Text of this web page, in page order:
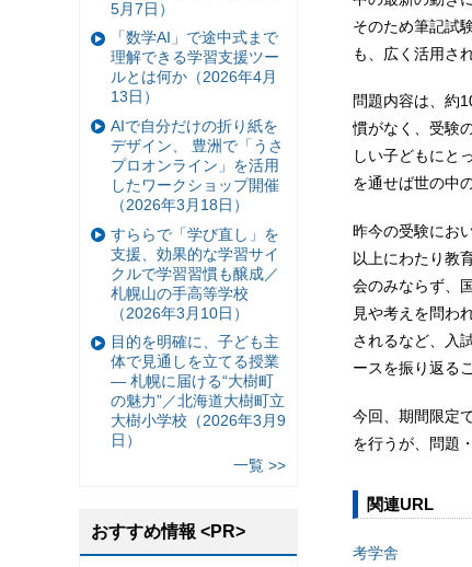
そのため筆記試
も、広く活用さ
問題内容は、約
慣がなく、受験
しい子どもにと
を通せば世の中
昨今の受験にお
以上にわたり教
会のみならず、
見や考えを問わ
されるなど、入
ースを振り返る
今回、期間限定
を行うが、問題
関連URL
考学舎
5月7日）
「数学AI」で途中式まで
理解できる学習支援ツー
ルとは何か（2026年4月
13日）
AIで自分だけの折り紙を
デザイン、 豊洲で「うさ
プロオンライン」を活用
したワークショップ開催
（2026年3月18日）
すららで「学び直し」を
支援、効果的な学習サイ
クルで学習習慣も醸成／
札幌山の手高等学校
（2026年3月10日）
目的を明確に、子ども主
体で見通しを立てる授業
— 札幌に届ける“大樹町
の魅力”／北海道大樹町立
大樹小学校（2026年3月9
日）
一覧 >>
おすすめ情報 <PR>